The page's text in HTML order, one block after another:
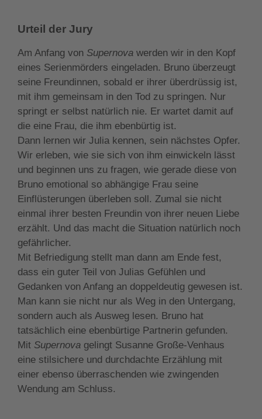
Urteil der Jury
Am Anfang von Supernova werden wir in den Kopf
eines Serienmörders eingeladen. Bruno überzeugt
seine Freundinnen, sobald er ihrer überdrüssig ist,
mit ihm gemeinsam in den Tod zu springen. Nur
springt er selbst natürlich nie. Er wartet damit auf
die eine Frau, die ihm ebenbürtig ist.
Dann lernen wir Julia kennen, sein nächstes Opfer.
Wir erleben, wie sie sich von ihm einwickeln lässt
und beginnen uns zu fragen, wie gerade diese von
Bruno emotional so abhängige Frau seine
Einflüsterungen überleben soll. Zumal sie nicht
einmal ihrer besten Freundin von ihrer neuen Liebe
erzählt. Und das macht die Situation natürlich noch
gefährlicher.
Mit Befriedigung stellt man dann am Ende fest,
dass ein guter Teil von Julias Gefühlen und
Gedanken von Anfang an doppeldeutig gewesen ist.
Man kann sie nicht nur als Weg in den Untergang,
sondern auch als Ausweg lesen. Bruno hat
tatsächlich eine ebenbürtige Partnerin gefunden.
Mit Supernova gelingt Susanne Große-Venhaus
eine stilsichere und durchdachte Erzählung mit
einer ebenso überraschenden wie zwingenden
Wendung am Schluss.